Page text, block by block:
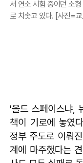
서 연소 시험 중이던 소
로 치솟고 있다. [사진=
'올드 스페이스냐,
책이 기로에 놓였
정부 주도로 이뤄
계에 마주했다는